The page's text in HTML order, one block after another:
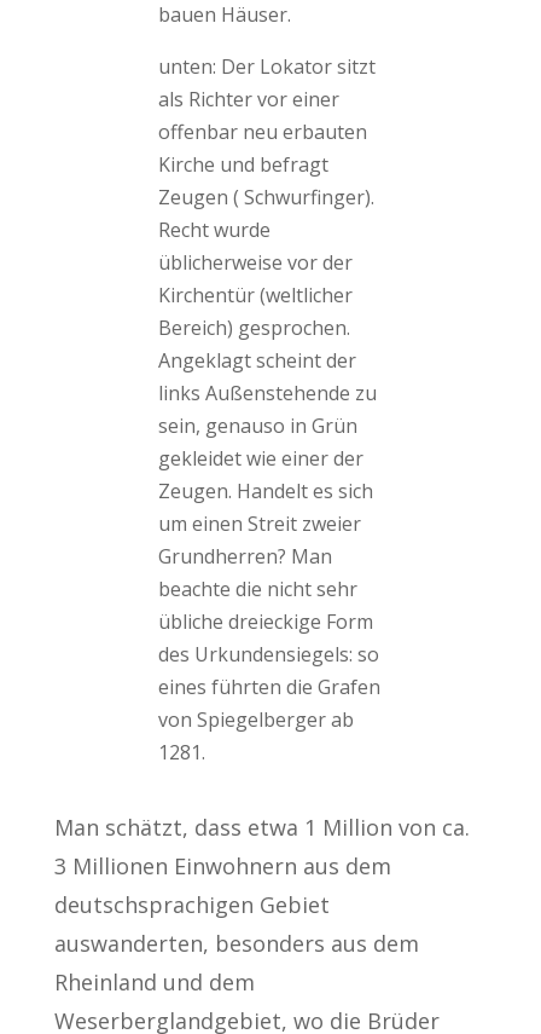
bauen Häuser.
unten: Der Lokator sitzt
als Richter vor einer
offenbar neu erbauten
Kirche und befragt
Zeugen ( Schwurfinger).
Recht wurde
üblicherweise vor der
Kirchentür (weltlicher
Bereich) gesprochen.
Angeklagt scheint der
links Außenstehende zu
sein, genauso in Grün
gekleidet wie einer der
Zeugen. Handelt es sich
um einen Streit zweier
Grundherren? Man
beachte die nicht sehr
übliche dreieckige Form
des Urkundensiegels: so
eines führten die Grafen
von Spiegelberger ab
1281.
Man schätzt, dass etwa 1 Million von ca.
3 Millionen Einwohnern aus dem
deutschsprachigen Gebiet
auswanderten, besonders aus dem
Rheinland und dem
Weserberglandgebiet, wo die Brüder